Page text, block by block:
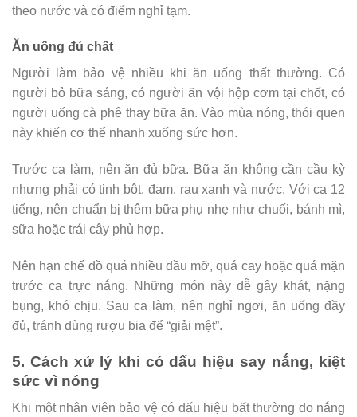
theo nước và có điểm nghỉ tạm.
Ăn uống đủ chất
Người làm bảo vệ nhiều khi ăn uống thất thường. Có
người bỏ bữa sáng, có người ăn vội hộp cơm tại chốt, có
người uống cà phê thay bữa ăn. Vào mùa nóng, thói quen
này khiến cơ thể nhanh xuống sức hơn.
Trước ca làm, nên ăn đủ bữa. Bữa ăn không cần cầu kỳ
nhưng phải có tinh bột, đạm, rau xanh và nước. Với ca 12
tiếng, nên chuẩn bị thêm bữa phụ nhẹ như chuối, bánh mì,
sữa hoặc trái cây phù hợp.
Nên hạn chế đồ quá nhiều dầu mỡ, quá cay hoặc quá mặn
trước ca trực nắng. Những món này dễ gây khát, nặng
bụng, khó chịu. Sau ca làm, nên nghỉ ngơi, ăn uống đầy
đủ, tránh dùng rượu bia để “giải mệt”.
5. Cách xử lý khi có dấu hiệu say nắng, kiệt
sức vì nóng
Khi một nhân viên bảo vệ có dấu hiệu bất thường do nắng